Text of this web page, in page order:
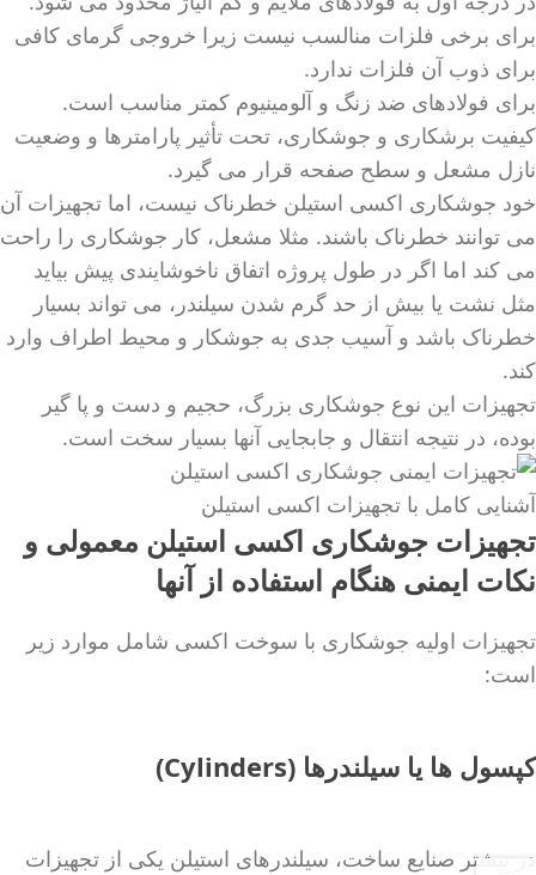
برای برخی فلزات منالسب نیست زیرا خروجی گرمای کافی
برای ذوب آن فلزات ندارد.
برای فولادهای ضد زنگ و آلومینیوم کمتر مناسب است.
کیفیت برشکاری و جوشکاری، تحت تأثیر پارامترها و وضعیت
نازل مشعل و سطح صفحه قرار می گیرد.
خود جوشکاری اکسی استیلن خطرناک نیست، اما تجهیزات آن
می توانند خطرناک باشند. مثلا مشعل، کار جوشکاری را راحت
می کند اما اگر در طول پروژه اتفاق ناخوشایندی پیش بیاید
مثل نشت یا بیش از حد گرم شدن سیلندر، می تواند بسیار
خطرناک باشد و آسیب جدی به جوشکار و محیط اطراف وارد
کند.
تجهیزات این نوع جوشکاری بزرگ، حجیم و دست و پا گیر
بوده، در نتیجه انتقال و جابجایی آنها بسیار سخت است.
آشنایی کامل با تجهیزات اکسی استیلن
تجهیزات جوشکاری اکسی استیلن معمولی و
نکات ایمنی هنگام استفاده از آنها
تجهیزات اولیه جوشکاری با سوخت اکسی شامل موارد زیر
است:
کپسول ها یا سیلندرها (Cylinders)
در بیشتر صنایع ساخت، سیلندرهای استیلن یکی از تجهیزات